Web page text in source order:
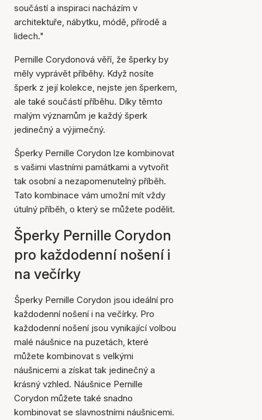
součástí a inspiraci nacházím v
architektuře, nábytku, módě, přírodě a
lidech."
Pernille Corydonová věří, že šperky by
měly vyprávět příběhy. Když nosíte
šperk z její kolekce, nejste jen šperkem,
ale také součástí příběhu. Díky těmto
malým významům je každý šperk
jedinečný a výjimečný.
Šperky Pernille Corydon lze kombinovat
s vašimi vlastními památkami a vytvořit
tak osobní a nezapomenutelný příběh.
Tato kombinace vám umožní mít vždy
útulný příběh, o který se můžete podělit.
Šperky Pernille Corydon
pro každodenní nošení i
na večírky
Šperky Pernille Corydon jsou ideální pro
každodenní nošení i na večírky. Pro
každodenní nošení jsou vynikající volbou
malé náušnice na puzetách, které
můžete kombinovat s velkými
náušnicemi a získat tak jedinečný a
krásný vzhled. Náušnice Pernille
Corydon můžete také snadno
kombinovat se slavnostními náušnicemi.